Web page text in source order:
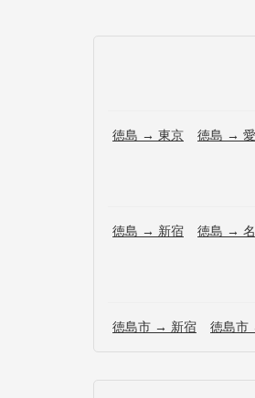
徳島 → 東京 徳島 →
徳島 → 新宿 徳島 →
徳島市 → 新宿 徳島市